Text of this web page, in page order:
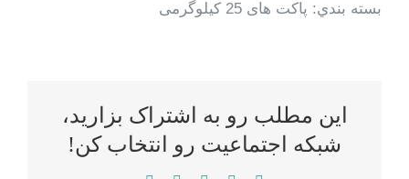
بسته بندي: پاکت های 25 کیلوگرمی
این مطلب رو به اشتراک بزارید،
شبکه اجتماعیت رو انتخاب کن!